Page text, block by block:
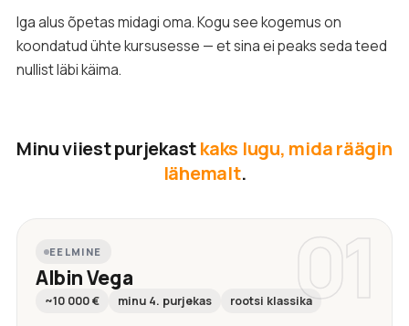
Iga alus õpetas midagi oma. Kogu see kogemus on
koondatud ühte kursusesse — et sina ei peaks seda teed
nullist läbi käima.
Minu viiest purjekastkaks lugu, mida räägin
lähemalt.
01
EELMINE
Albin Vega
~10 000 € minu 4. purjekas rootsi klassika